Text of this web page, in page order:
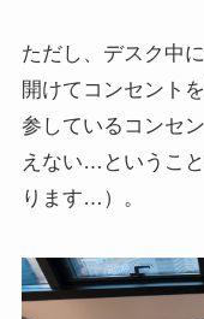
ただし、デスク中
開けてコンセント
参しているコンセ
えない…というこ
ります…）。